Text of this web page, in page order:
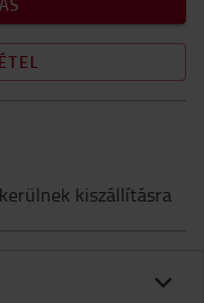
kiszállításra